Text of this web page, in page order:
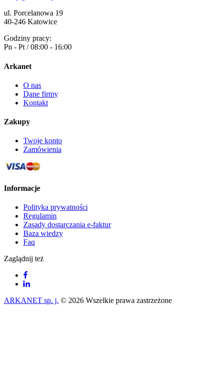
ul. Porcelanowa 19
40-246 Katowice
Godziny pracy:
Pn - Pt / 08:00 - 16:00
Arkanet
O nas
Dane firmy
Kontakt
Zakupy
Twoje konto
Zamówienia
Informacje
Polityka prywatności
Regulamin
Zasady dostarczania e-faktur
Baza wiedzy
Faq
Zaglądnij też
ARKANET sp. j. © 2026 Wszelkie prawa zastrzeżone